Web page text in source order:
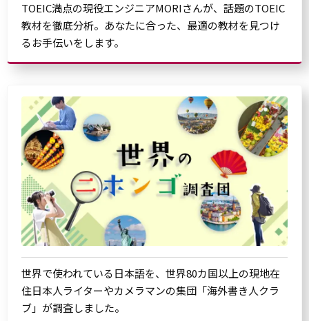
TOEIC満点の現役エンジニアMORIさんが、話題のTOEIC
教材を徹底分析。あなたに合った、最適の教材を見つけ
るお手伝いをします。
世界で使われている日本語を、世界80カ国以上の現地在
住日本人ライターやカメラマンの集団「海外書き人クラ
ブ」が調査しました。